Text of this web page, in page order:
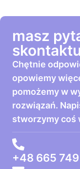
masz
Chętnie
opowiemy
pomożemy w
rozwiązań.
stworzymy coś
+48 665